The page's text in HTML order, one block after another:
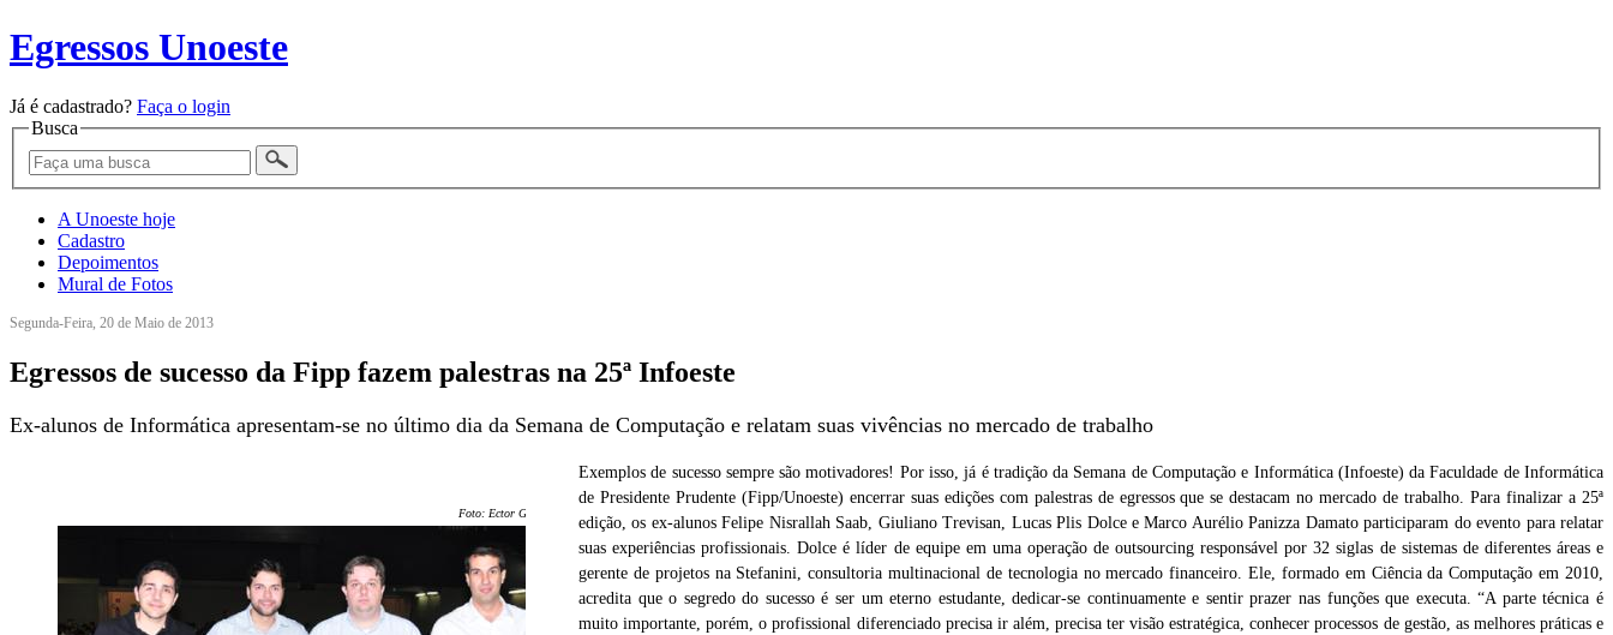
Egressos Unoeste
Já é cadastrado? Faça o login
Busca
A Unoeste hoje
Cadastro
Depoimentos
Mural de Fotos
Segunda-Feira, 20 de Maio de 2013
Egressos de sucesso da Fipp fazem palestras na 25ª Infoeste
Ex-alunos de Informática apresentam-se no último dia da Semana de Computação e relatam suas vivências no mercado de trabalho
Foto: Ector Gervasoni Foto: Ector Gervasoni Foto: José Antônio Libanio
Exemplos de sucesso sempre são motivadores! Por isso, já é tradição da Semana de Computação e Informática (Infoeste) da Faculdade de Informática
de Presidente Prudente (Fipp/Unoeste) encerrar suas edições com palestras de egressos que se destacam no mercado de trabalho. Para finalizar a 25ª
edição, os ex-alunos Felipe Nisrallah Saab, Giuliano Trevisan, Lucas Plis Dolce e Marco Aurélio Panizza Damato participaram do evento para relatar
suas experiências profissionais. Dolce é líder de equipe em uma operação de outsourcing responsável por 32 siglas de sistemas de diferentes áreas e
gerente de projetos na Stefanini, consultoria multinacional de tecnologia no mercado financeiro. Ele, formado em Ciência da Computação em 2010,
acredita que o segredo do sucesso é ser um eterno estudante, dedicar-se continuamente e sentir prazer nas funções que executa. “A parte técnica é
muito importante, porém, o profissional diferenciado precisa ir além, precisa ter visão estratégica, conhecer processos de gestão, as melhores práticas e